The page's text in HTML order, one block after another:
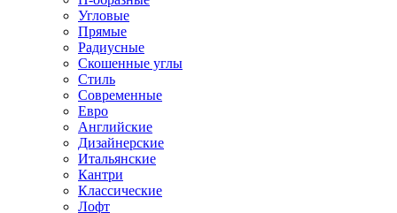
Угловые
Прямые
Радиусные
Скошенные углы
Стиль
Современные
Евро
Английские
Дизайнерские
Итальянские
Кантри
Классические
Лофт